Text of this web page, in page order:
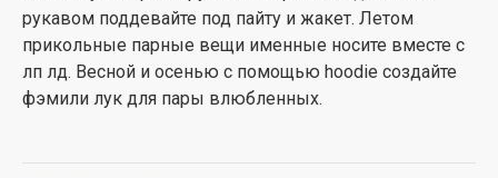
рукавом поддевайте под пайту и жакет. Летом
прикольные парные вещи именные носите вместе с
лп лд. Весной и осенью с помощью hoodie создайте
фэмили лук для пары влюбленных.